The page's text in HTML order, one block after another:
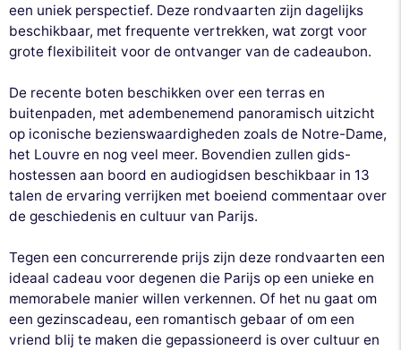
een uniek perspectief. Deze rondvaarten zijn dagelijks
beschikbaar, met frequente vertrekken, wat zorgt voor
grote flexibiliteit voor de ontvanger van de cadeaubon.
De recente boten beschikken over een terras en
buitenpaden, met adembenemend panoramisch uitzicht
op iconische bezienswaardigheden zoals de Notre-Dame,
het Louvre en nog veel meer. Bovendien zullen gids-
hostessen aan boord en audiogidsen beschikbaar in 13
talen de ervaring verrijken met boeiend commentaar over
de geschiedenis en cultuur van Parijs.
Tegen een concurrerende prijs zijn deze rondvaarten een
ideaal cadeau voor degenen die Parijs op een unieke en
memorabele manier willen verkennen. Of het nu gaat om
een gezinscadeau, een romantisch gebaar of om een
vriend blij te maken die gepassioneerd is over cultuur en